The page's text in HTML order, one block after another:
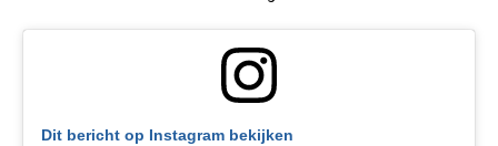
Dit bericht op Instagram bekijken